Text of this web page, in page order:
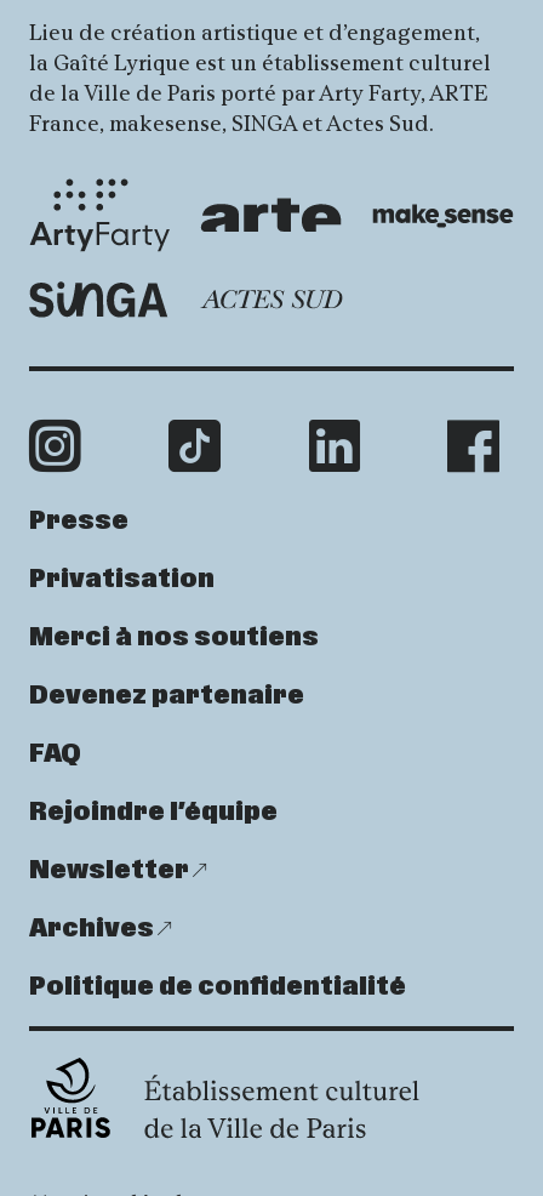
Lieu de création artistique et d’engagement,
la Gaîté Lyrique est un établissement culturel
de la Ville de Paris porté par Arty Farty, ARTE
France, makesense, SINGA et Actes Sud.
Presse
Privatisation
Merci à nos soutiens
Devenez partenaire
FAQ
Rejoindre l’équipe
Newsletter
Archives
Politique de confidentialité